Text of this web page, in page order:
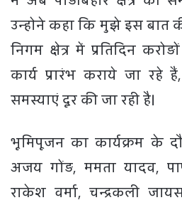
उन्होने कहा कि मुझे इस बात
निगम क्षेत्र में प्रतिदिन
कार्य प्रारंभ कराये जा रहे
समस्याएं दूर की जा रही है।
भूमिपूजन का कार्यक्रम के
अजय गोंड़, ममता यादव,
राकेश वर्मा, चन्द्रकली